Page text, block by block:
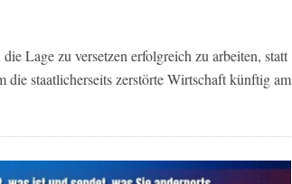
Lage zu versetzen erfolgreich zu arbeiten, statt
staatlicherseits zerstörte Wirtschaft künftig am